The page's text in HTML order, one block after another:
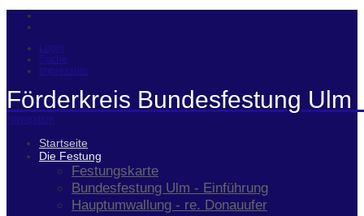
Login
Suche
Impressum
Förderkreis Bundesfestung Ulm
Navigation
Startseite
Die Festung
Festungskarte
Bundesfestung Ulm - Einführung
Hauptumwallung - re. Donauufer